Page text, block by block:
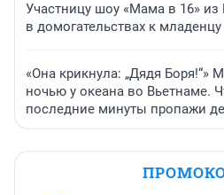
Участницу шоу «Мама в 16» из
в домогательствах к младенцу
«Она крикнула: „Дядя Боря!“»
ночью у океана во Вьетнаме.
последние минуты пропажи